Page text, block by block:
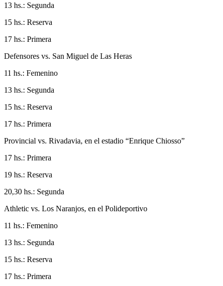
13 hs.: Segunda
15 hs.: Reserva
17 hs.: Primera
Defensores vs. San Miguel de Las Heras
11 hs.: Femenino
13 hs.: Segunda
15 hs.: Reserva
17 hs.: Primera
Provincial vs. Rivadavia, en el estadio “Enrique Chiosso”
17 hs.: Primera
19 hs.: Reserva
20,30 hs.: Segunda
Athletic vs. Los Naranjos, en el Polideportivo
11 hs.: Femenino
13 hs.: Segunda
15 hs.: Reserva
17 hs.: Primera